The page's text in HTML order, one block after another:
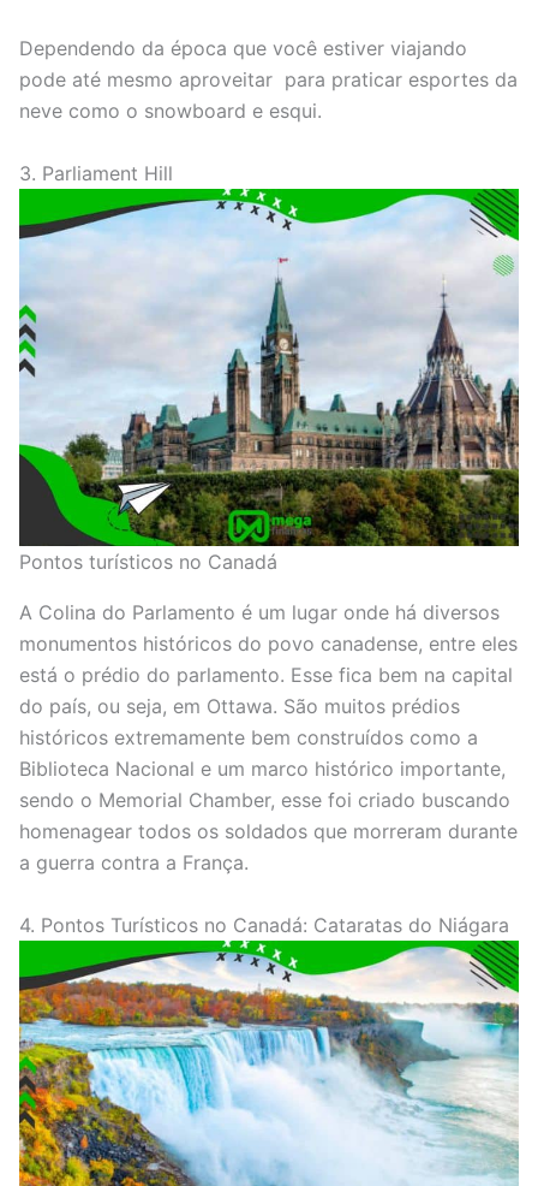
Dependendo da época que você estiver viajando
pode até mesmo aproveitar para praticar esportes da
neve como o snowboard e esqui.
3. Parliament Hill
Pontos turísticos no Canadá
A Colina do Parlamento é um lugar onde há diversos
monumentos históricos do povo canadense, entre eles
está o prédio do parlamento. Esse fica bem na capital
do país, ou seja, em Ottawa. São muitos prédios
históricos extremamente bem construídos como a
Biblioteca Nacional e um marco histórico importante,
sendo o Memorial Chamber, esse foi criado buscando
homenagear todos os soldados que morreram durante
a guerra contra a França.
4. Pontos Turísticos no Canadá: Cataratas do Niágara